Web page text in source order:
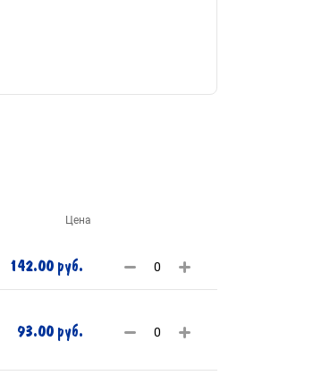
Цена
142.00 руб.
93.00 руб.